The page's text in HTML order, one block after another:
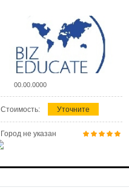
00.00.0000
Стоимость: Уточните
Город не указан